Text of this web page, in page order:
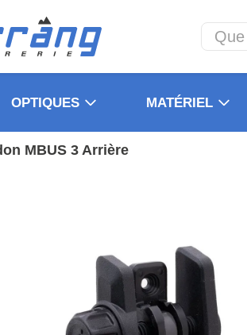
OPTIQUES MATÉRIEL
MBUS 3 Arrière